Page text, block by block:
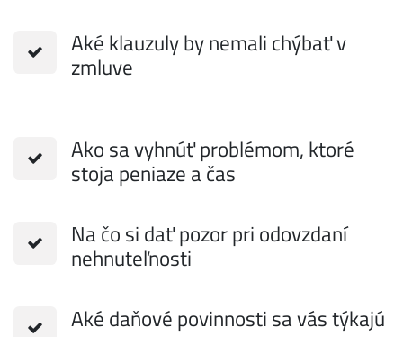
Aké klauzuly by nemali chýbať v
zmluve
Ako sa vyhnúť problémom, ktoré
stoja peniaze a čas
Na čo si dať pozor pri odovzdaní
nehnuteľnosti
Aké daňové povinnosti sa vás týkajú